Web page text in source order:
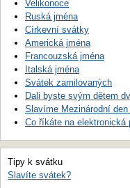
Velikonoce
Ruská jména
Církevní svátky
Americká jména
Francouzská jména
Italská jména
Svátek zamilovaných
Dali byste svým dětem
Slavíme Mezinárodní den
Co říkáte na elektronická
Tipy k svátku
Slavíte svátek?